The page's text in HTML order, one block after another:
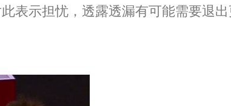
表示担忧，透露透漏有可能需要退出